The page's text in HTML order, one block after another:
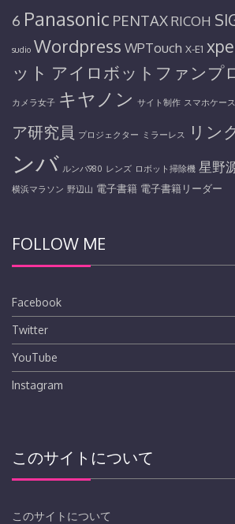
6 Panasonic PENTAXRICOH
sudio Wordpress WPTouch X-E1
ット アイロボットファンプ
カメラ女子 キヤノン サイト制作 スマホケース
ア研究員 プロジェクター ミラーレス リン
ンバ ルンバ980 レンズ ロボット掃除機 星野
横浜マラソン 野辺山 電子書籍 電子書籍リーダー
FOLLOW ME
Facebook
Twitter
YouTube
Instagram
このサイトについて
このサイトについて